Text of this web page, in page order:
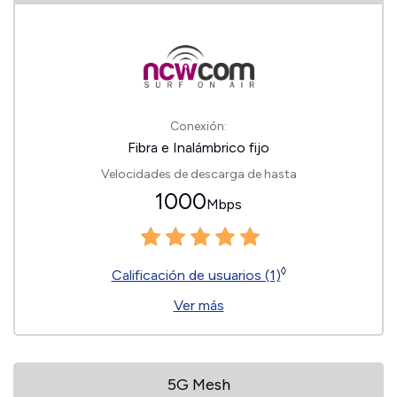
Conexión:
Fibra e Inalámbrico fijo
Velocidades de descarga de hasta
1000Mbps
Calificación de usuarios (1)◊
Ver más
5G Mesh